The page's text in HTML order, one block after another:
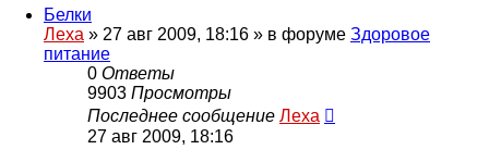
Белки
Леха » 27 авг 2009, 18:16 » в форуме Здоровое
питание
0 Ответы
9903 Просмотры
Последнее сообщение Леха
27 авг 2009, 18:16